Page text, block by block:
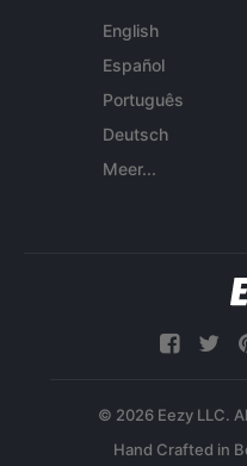
English
Español
Português
Deutsch
Meer...
© 2026 Eezy LLC.